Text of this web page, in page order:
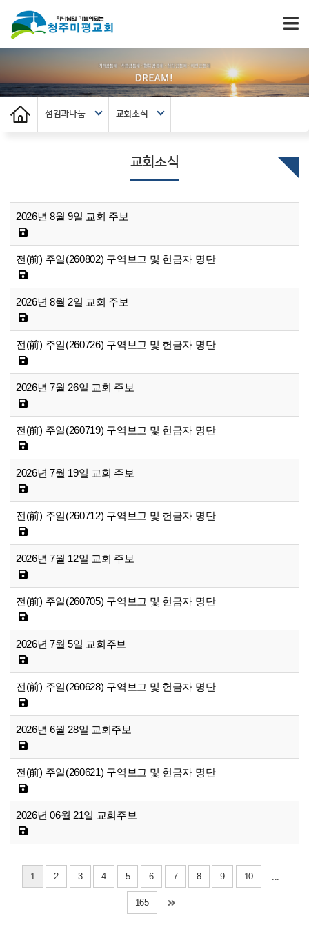
섬김과나눔 교회소식
교회소식
2026년 8월 9일 교회 주보
전(前) 주일(260802) 구역보고 및 헌금자 명단
2026년 8월 2일 교회 주보
전(前) 주일(260726) 구역보고 및 헌금자 명단
2026년 7월 26일 교회 주보
전(前) 주일(260719) 구역보고 및 헌금자 명단
2026년 7월 19일 교회 주보
전(前) 주일(260712) 구역보고 및 헌금자 명단
2026년 7월 12일 교회 주보
전(前) 주일(260705) 구역보고 및 헌금자 명단
2026년 7월 5일 교회주보
전(前) 주일(260628) 구역보고 및 헌금자 명단
2026년 6월 28일 교회주보
전(前) 주일(260621) 구역보고 및 헌금자 명단
2026년 06월 21일 교회주보
1 2 3 4 5 6 7 8 9 10 ...
165